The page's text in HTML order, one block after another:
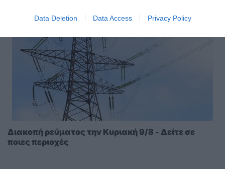
Data Deletion Data Access Privacy Policy
ΣΑΣ ΠΡΟΤΕΙΝΟΥΜΕ ΑΚΟΜΗ
Διακοπή ρεύματος την Κυριακή 9/8 - Δείτε σε
ποιες περιοχές